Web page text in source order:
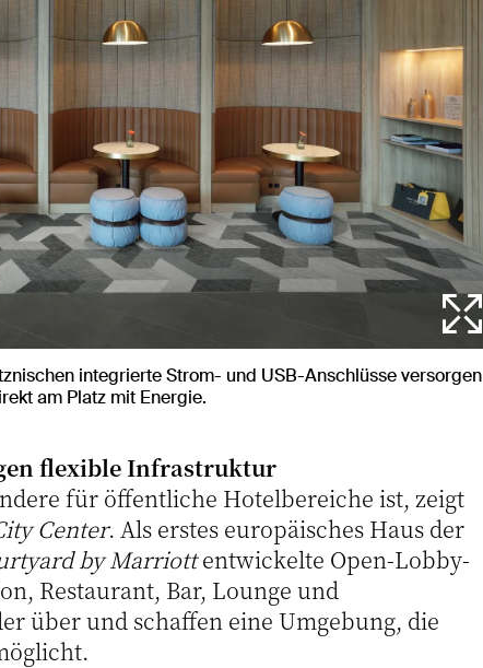
integrierte Strom- und USB-Anschlüsse versorgen
am Platz mit Energie.
flexible Infrastruktur
für öffentliche Hotelbereiche ist, zeigt
Center. Als erstes europäisches Haus der
by Marriottentwickelte Open-Lobby-
Restaurant, Bar, Lounge und
über und schaffen eine Umgebung, die